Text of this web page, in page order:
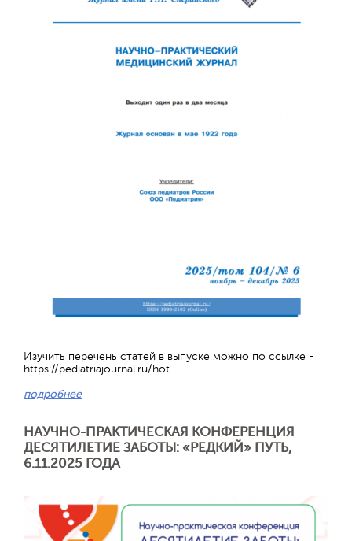
Изучить перечень статей в выпуске можно по ссылке -
https://pediatriajournal.ru/hot
подробнее
НАУЧНО-ПРАКТИЧЕСКАЯ КОНФЕРЕНЦИЯ
ДЕСЯТИЛЕТИЕ ЗАБОТЫ: «РЕДКИЙ» ПУТЬ,
6.11.2025 ГОДА